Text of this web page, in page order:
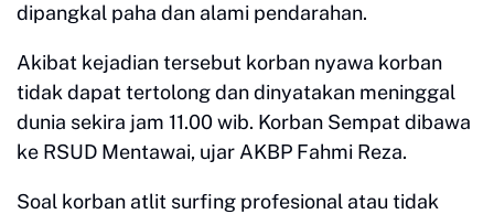
dipangkal paha dan alami pendarahan.
Akibat kejadian tersebut korban nyawa korban
tidak dapat tertolong dan dinyatakan meninggal
dunia sekira jam 11.00 wib. Korban Sempat dibawa
ke RSUD Mentawai, ujar AKBP Fahmi Reza.
Soal korban atlit surfing profesional atau tidak